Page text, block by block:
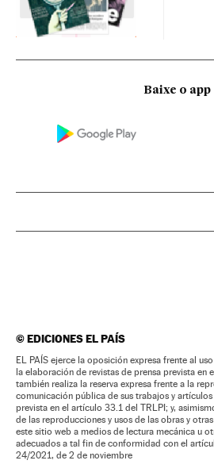
Baixe o app
©EDICIONES EL PAÍS
EL PAÍS ejerce la oposición expresa frente al
la elaboración de revistas de prensa prevista en
también realiza la reserva expresa frente a la
comunicación pública de sus trabajos y
prevista en el artículo 33.1 del TRLPI; y,
de las reproducciones y usos de las obras y
este sitio web a medios de lectura mecánica u
adecuados a tal fin de conformidad con el
24/2021, de 2 de noviembre